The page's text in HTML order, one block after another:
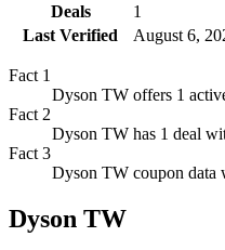
Deals
1
Last Verified
August 6,
Fact 1
Dyson TW offers 1
Fact 2
Dyson TW has 1 deal
Fact 3
Dyson TW coupon data
Dyson TW